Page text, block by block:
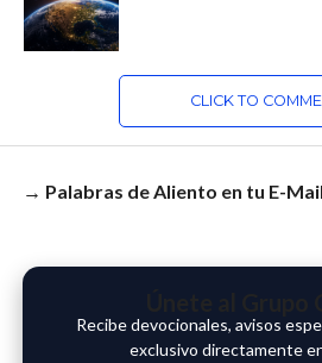
CLICK TO
→ Palabras de Aliento en tu E-
Recibe devocionales, avisos
exclusivo directamente